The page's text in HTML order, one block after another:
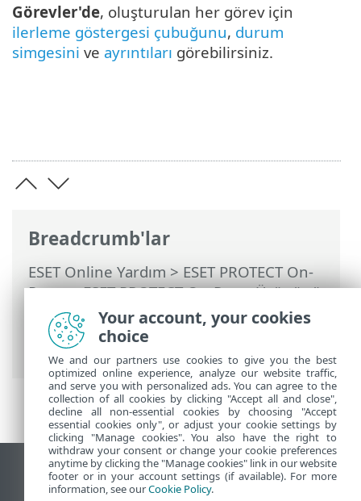
Breadcrumb'lar
ESET Online Yardım > ESET PROTECT On-
Prem>ESET PROTECT On-Prem Ürününü
Kullanma
>ESET PROTECT On-Prem Ana
Menü> Görevler İstemci Görevleri
Bilgisayarın ağ yalıtımını sonlandır
Görevler'de, oluşturulan her görev için
ilerleme göstergesi çubuğunu, durum
simgesini ve ayrıntıları görebilirsiniz.
Masaüstü sitesini görüntüle
Your account, your cookies
choice
We and our partners use cookies to give you the best
optimized online experience, analyze our website traffic,
and serve you with personalized ads. You can agree to the
collection of all cookies by clicking "Accept all and close",
decline all non-essential cookies by choosing "Accept
essential cookies only", or adjust your cookie settings by
clicking "Manage cookies". You also have the right to
withdraw your consent or change your cookie preferences
anytime by clicking the "Manage cookies" link in our website
footer or in your account settings (if available). For more
information, see ourCookie Policy.